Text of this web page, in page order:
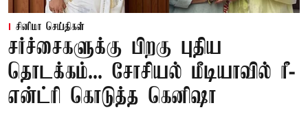
சினிமா செய்திகள்
சர்ச்சைகளுக்கு பிறகு புதிய
தொடக்கம்... சோசியல் மீடியாவில் ரீ-
என்ட்ரி கொடுத்த கெனிஷா